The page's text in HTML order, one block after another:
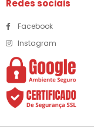
Redes sociais
Facebook
Instagram